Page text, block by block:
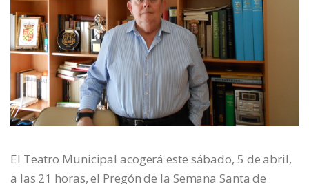
El Teatro Municipal acogerá este sábado, 5 de abril,
a las 21 horas, el Pregón de la Semana Santa de